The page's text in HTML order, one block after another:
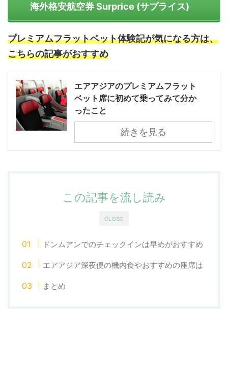
海外格安航空券 Surprice (サプライス)
プレミアムフラットベット体験記が気になる方は、
こちらの記事がおすすめ
エアアジアのプレミアムフラット
ベット席に初めて乗ってみて分か
ったこと
続きを見る
CLOSE
この記事を流し読み
ドンムアンでのチェックインは早めがおすすめ
エアアジア深夜便の機内食やおすすめの座席は
まとめ